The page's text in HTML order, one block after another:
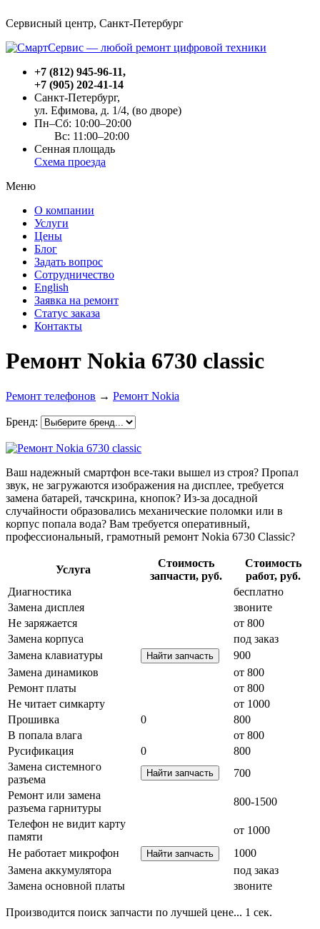
Сервисный центр, Cанкт-Петербург
+7 (812) 945-96-11,
+7 (905) 202-41-14
Санкт-Петербург,
ул. Ефимова, д. 1/4, (во дворе)
Пн–Сб: 10:00–20:00
Вс: 11:00–20:00
Сенная площадь
Схема проезда
Меню
О компании
Услуги
Цены
Блог
Задать вопрос
Сотрудничество
English
Заявка на ремонт
Статус заказа
Контакты
Ремонт Nokia 6730 classic
Ремонт телефонов → Ремонт Nokia
Бренд:
Ваш надежный смартфон все-таки вышел из строя? Пропал
звук, не загружаются изображения на дисплее, требуется
замена батарей, тачскрина, кнопок? Из-за досадной
случайности образовались механические поломки или в
корпус попала вода? Вам требуется оперативный,
профессиональный, грамотный ремонт Nokia 6730 Classic?
Услуга
Стоимость
запчасти, руб.
Стоимость
работ, руб.
Диагностика
бесплатно
Замена дисплея
звоните
Не заряжается
от 800
Замена корпуса
под заказ
Замена клавиатуры
900
Замена динамиков
от 800
Ремонт платы
от 800
Не читает симкарту
от 1000
Прошивка
0
800
В попала влага
от 800
Русификация
0
800
Замена системного
разъема
700
Ремонт или замена
разъема гарнитуры
800-1500
Телефон не видит карту
памяти
от 1000
Не работает микрофон
1000
Замена аккумулятора
под заказ
Замена основной платы
звоните
Производится поиск запчасти по лучшей цене... 1 сек.